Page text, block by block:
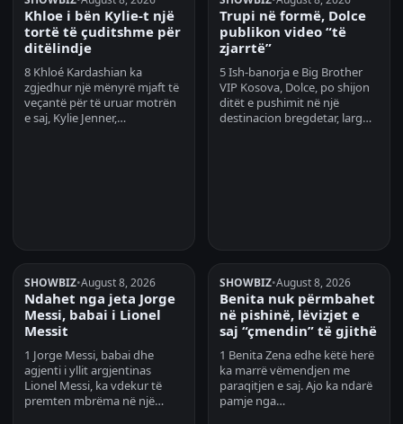
Khloe i bën Kylie-t një
tortë të çuditshme për
ditëlindje
8 Khloé Kardashian ka
zgjedhur një mënyrë mjaft të
veçantë për të uruar motrën
e saj, Kylie Jenner,…
Trupi në formë, Dolce
publikon video “të
zjarrtë”
5 Ish-banorja e Big Brother
VIP Kosova, Dolce, po shijon
ditët e pushimit në një
destinacion bregdetar, larg…
SHOWBIZ•August 8, 2026
Ndahet nga jeta Jorge
Messi, babai i Lionel
Messit
1 Jorge Messi, babai dhe
agjenti i yllit argjentinas
Lionel Messi, ka vdekur të
premten mbrëma në një…
SHOWBIZ•August 8, 2026
Benita nuk përmbahet
në pishinë, lëvizjet e
saj “çmendin” të gjithë
1 Benita Zena edhe këtë herë
ka marrë vëmendjen me
paraqitjen e saj. Ajo ka ndarë
pamje nga…